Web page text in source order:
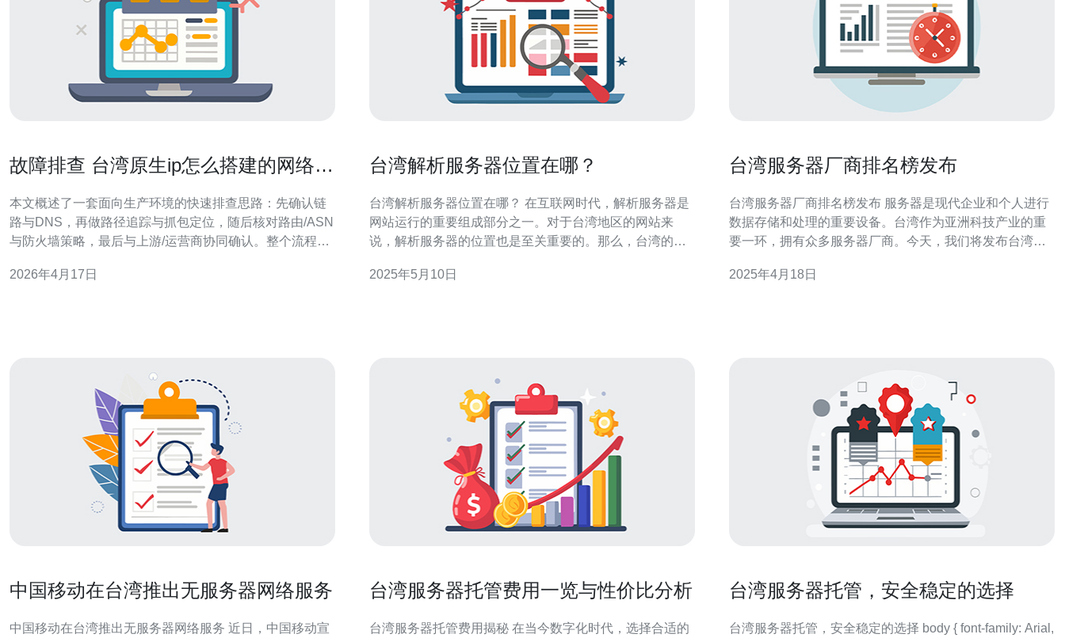
故障排查 台湾原生ip怎么搭建的网络异
本文概述了一套面向生产环境的快速排查思路：先确认链
路与DNS，再做路径追踪与抓包定位，随后核对路由/ASN
与防火墙策略，最后与上游/运营商协同确认。整个流程强
台湾原生ip时迅速找到故障根源并给出修复方向。 多少步
2026年4月17日
台湾解析服务器位置在哪？
台湾解析服务器位置在哪？ 在互联网时代，解析服务器是
网站运行的重要组成部分之一。对于台湾地区的网站来
说，解析服务器的位置也是至关重要的。那么，台湾的解
器，也称为域名解析服务器，是一种将域名转换为IP地址
2025年5月10日
台湾服务器厂商排名榜发布
台湾服务器厂商排名榜发布 服务器是现代企业和个人进行
数据存储和处理的重要设备。台湾作为亚洲科技产业的重
要一环，拥有众多服务器厂商。今天，我们将发布台湾服
牌。 华硕是台湾最知名的服务器厂商之一，以其卓越的产
2025年4月18日
中国移动在台湾推出无服务器网络服务
中国移动在台湾推出无服务器网络服务 近日，中国移动宣
台湾服务器托管费用一览与性价比分析
台湾服务器托管费用揭秘 在当今数字化时代，选择合适的
台湾服务器托管，安全稳定的选择
台湾服务器托管，安全稳定的选择 body { font-family: Arial,